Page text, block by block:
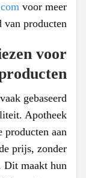
voor meer
producten.
voor
gebaseerd
Apotheek
producten aan
prijs, zonder
Dit maakt hun